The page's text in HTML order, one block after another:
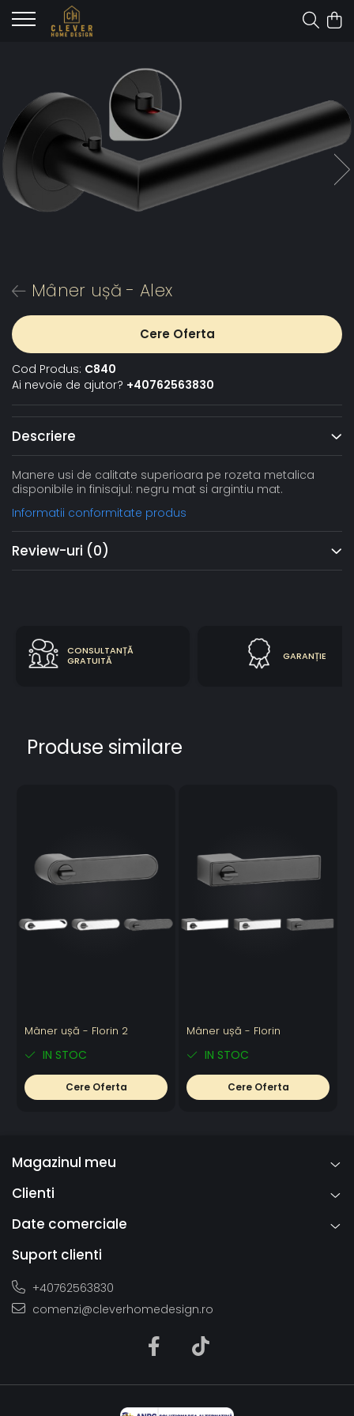
Mâner ușă - Alex
Cere Oferta
Cod Produs: C840
Ai nevoie de ajutor? +40762563830
Descriere
Manere usi de calitate superioara pe rozeta metalica
disponibile in finisajul: negru mat si argintiu mat.
Informatii conformitate produs
Review-uri (0)
CONSULTANȚĂ
GRATUITĂ
GARANȚIE
Produse similare
Mâner ușă - Florin 2
IN STOC
Cere Oferta
Mâner ușă - Florin
IN STOC
Cere Oferta
Magazinul meu
Clienti
Date comerciale
Suport clienti
+40762563830
comenzi@cleverhomedesign.ro